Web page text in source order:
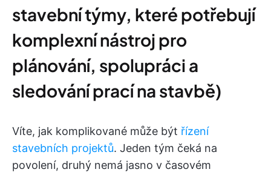
stavební týmy, které potřebují
komplexní nástroj pro
plánování, spolupráci a
sledování prací na stavbě)
Víte, jak komplikované může být řízení
stavebních projektů. Jeden tým čeká na
povolení, druhý nemá jasno v časovém